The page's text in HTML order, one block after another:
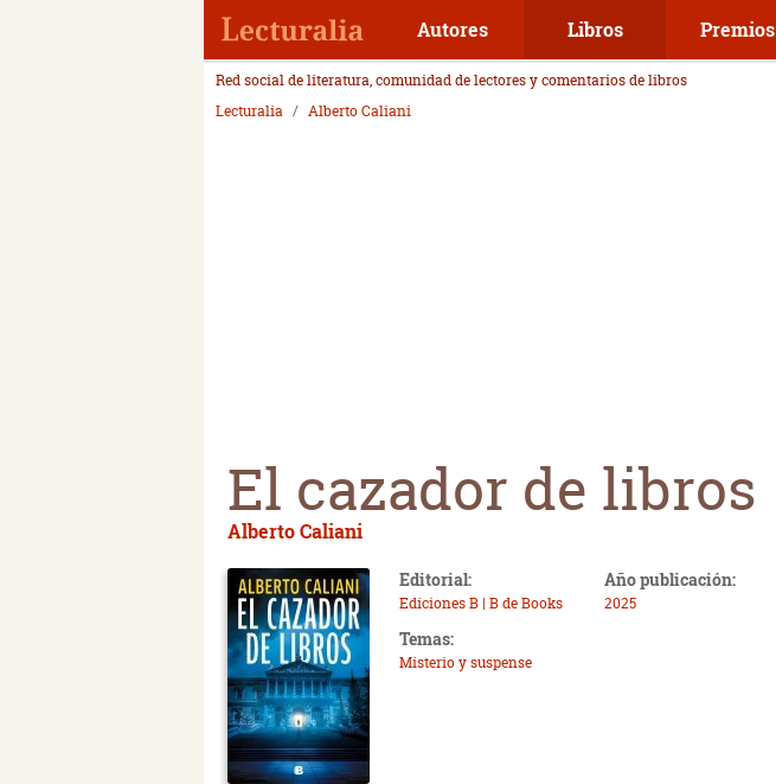
Autores Libros Premios
Red social de literatura, comunidad de lectores y comentarios de libros
Lecturalia
Alberto Caliani
El cazador de libros
Alberto Caliani
Editorial:
Ediciones B | B de Books
Año publicación:
2025
Temas:
Misterio y suspense